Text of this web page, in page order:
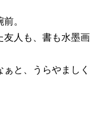
。
友人も、書も水墨画
と、うらやましく